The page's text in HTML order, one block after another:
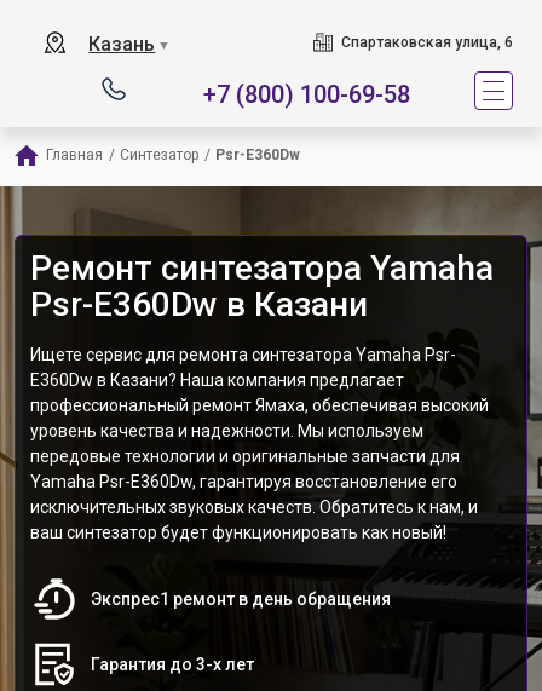
Казань ▼ Спартаковская улица, 6
+7 (800) 100-69-58
Главная / Синтезатор / Psr-E360Dw
Ремонт синтезатора Yamaha
Psr-E360Dw в Казани
Ищете сервис для ремонта синтезатора Yamaha Psr-
E360Dw в Казани? Наша компания предлагает
профессиональный ремонт Ямаха, обеспечивая высокий
уровень качества и надежности. Мы используем
передовые технологии и оригинальные запчасти для
Yamaha Psr-E360Dw, гарантируя восстановление его
исключительных звуковых качеств. Обратитесь к нам, и
ваш синтезатор будет функционировать как новый!
Экспрес1 ремонт в день обращения
Гарантия до 3-х лет